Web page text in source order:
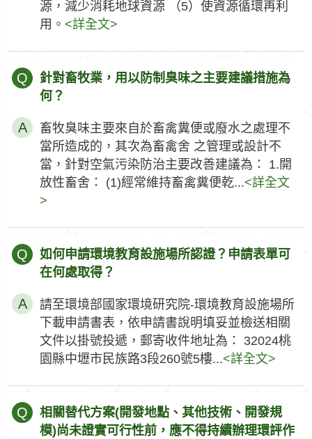
源，減少消耗地球資源 （5）使資源循環再利
用。 <詳全文>
Q
針對畜牧業，用以防制臭味之主要建議措施為
何？
畜牧臭味主要來自於畜禽糞便或廢水之處理不
當所造成的，其次為畜禽舍 之管理或設計不
當，針對空氣污染防治主要改善建議為： 1.開
放性畜舍： (1)經常維持畜禽糞便乾...<詳全文
>
Q
如何申請環境教育設施場所認證？申請表單可
在何處取得？
請至環境部國家環境研究院-環境教育設施場所
下載申請書表，依申請書說明填妥並檢送相關
文件以掛號投遞，郵寄收件地址為： 32024桃
園縣中壢市民族路3段260號5樓...<詳全文>
Q
相關替代方案(開發地點、其他技術、開發規
模)尚未證實可行性前，應不得持續辦理環評作